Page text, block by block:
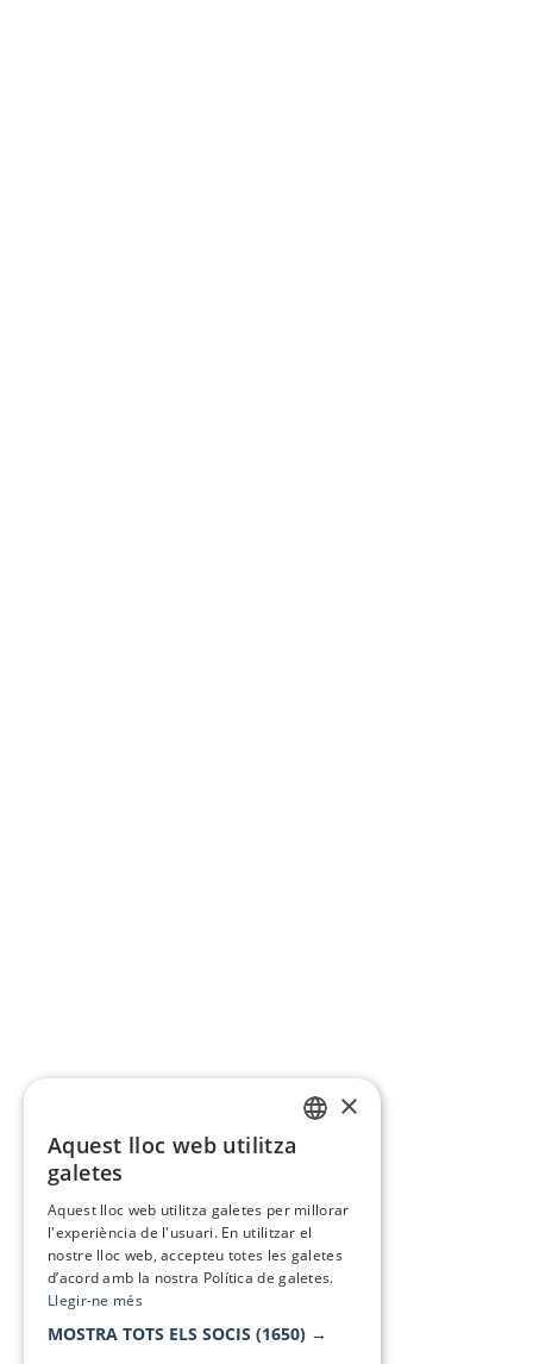
×
Aquest lloc web utilitza
galetes
Aquest lloc web utilitza galetes per millorar
l'experiència de l'usuari. En utilitzar el
nostre lloc web, accepteu totes les galetes
d’acord amb la nostra Política de galetes.
Llegir-ne més
MOSTRA TOTS ELS SOCIS (1650) →